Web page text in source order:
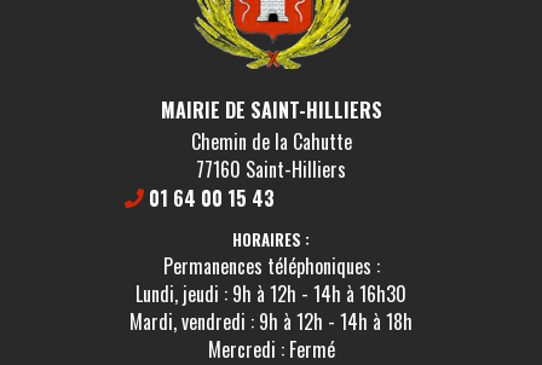
MAIRIE DE SAINT-HILLIERS
Chemin de la Cahutte
77160 Saint-Hilliers
01 64 00 15 43
HORAIRES :
Permanences téléphoniques :
Lundi, jeudi : 9h à 12h - 14h à 16h30
Mardi, vendredi : 9h à 12h - 14h à 18h
Mercredi : Fermé